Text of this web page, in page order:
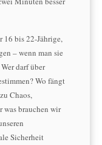
16 bis 22-Jährige,
– wenn man sie
darf über
Wo fängt
Chaos,
was brauchen wir
Sicherheit